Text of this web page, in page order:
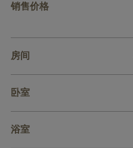
销售价格
房间
卧室
浴室